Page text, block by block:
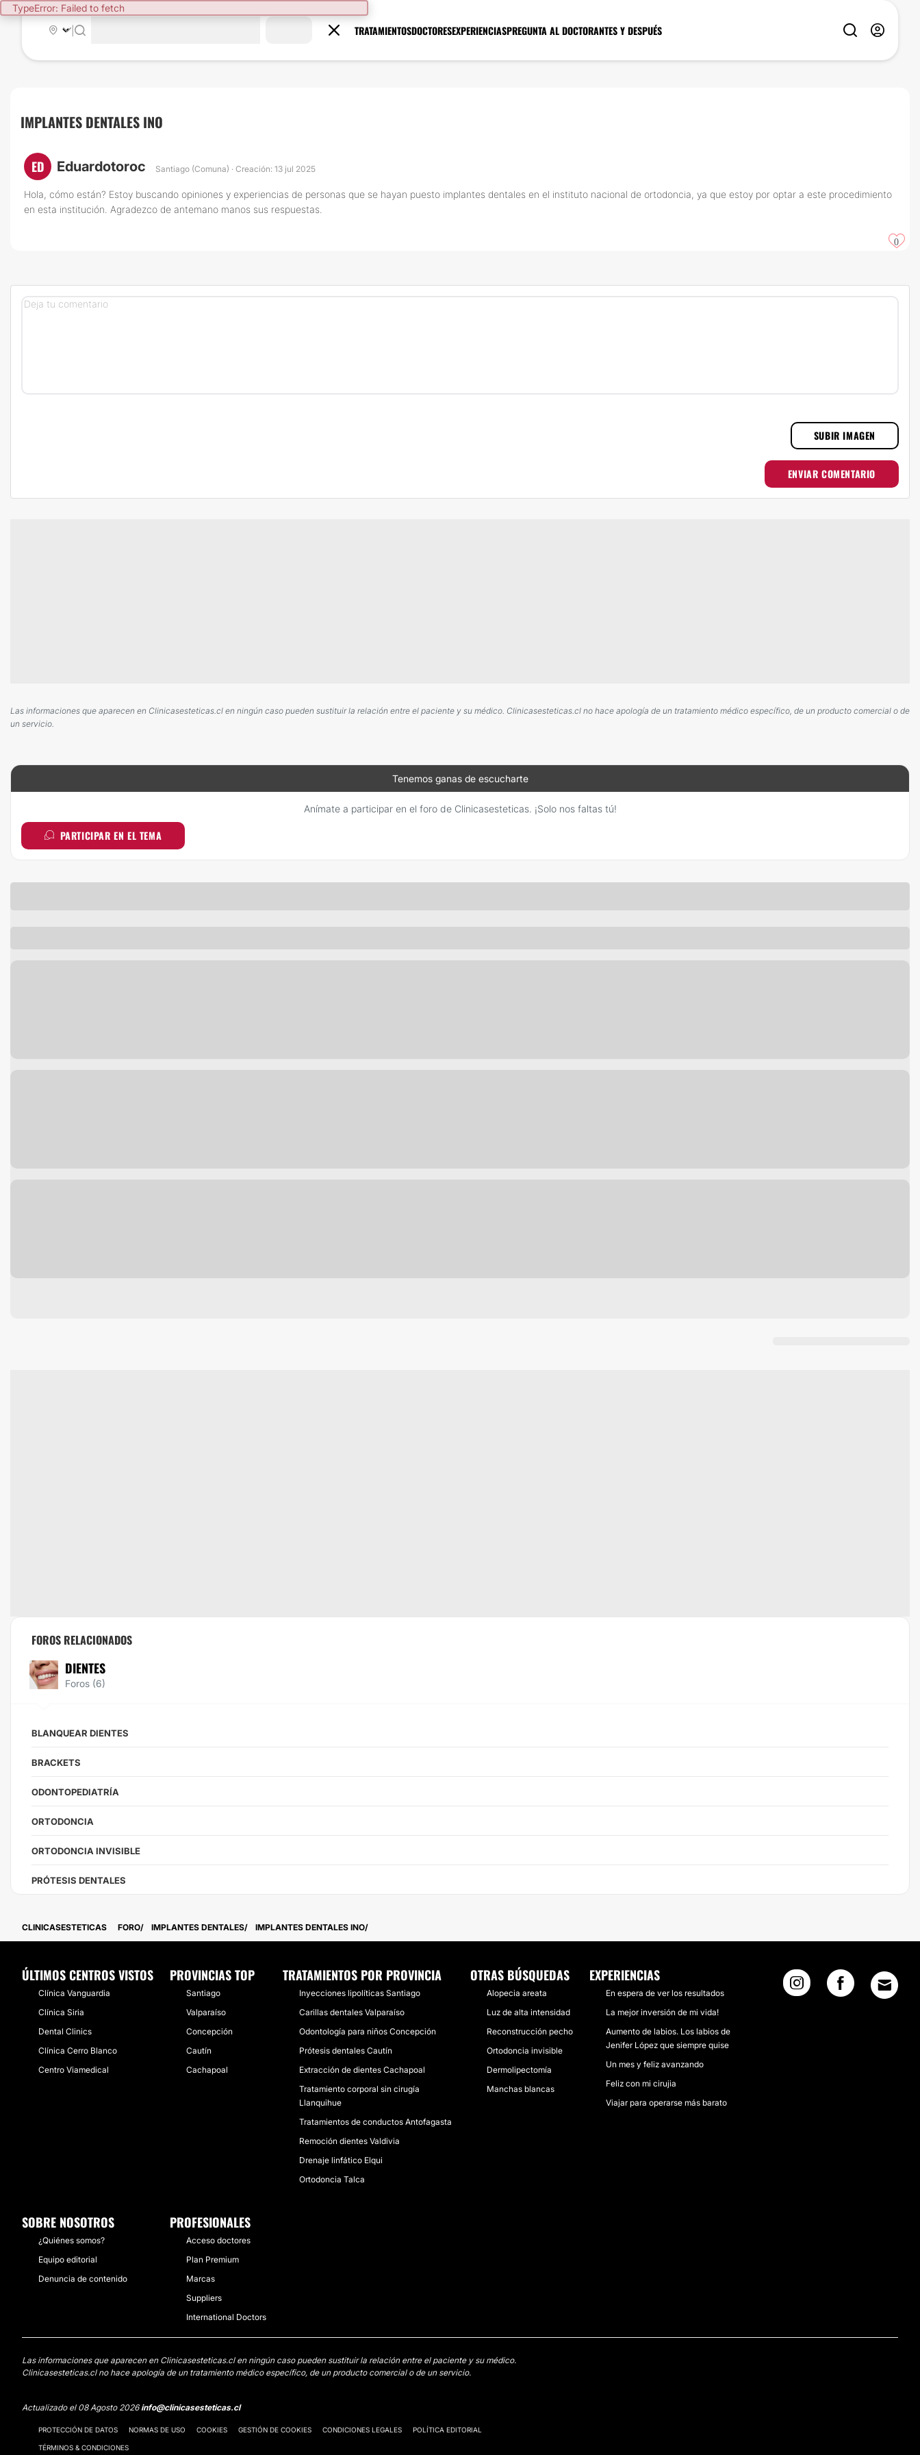
TypeError: Failed to fetch
TRATAMIENTOSDOCTORESEXPERIENCIASPREGUNTA AL DOCTORANTES Y DESPUÉS
|
IMPLANTES DENTALES INO
ED Eduardotoroc Santiago (Comuna) · Creación: 13 jul 2025
Hola, cómo están? Estoy buscando opiniones y experiencias de personas que se hayan puesto implantes dentales en el instituto nacional de ortodoncia, ya que estoy por optar a este procedimiento
en esta institución. Agradezco de antemano manos sus respuestas.
0
SUBIR IMAGEN
ENVIAR COMENTARIO
Las informaciones que aparecen en Clinicasesteticas.cl en ningún caso pueden sustituir la relación entre el paciente y su médico. Clinicasesteticas.cl no hace apología de un tratamiento médico específico, de un producto comercial o de
un servicio.
Tenemos ganas de escucharte
Anímate a participar en el foro de Clinicasesteticas. ¡Solo nos faltas tú!
PARTICIPAR EN EL TEMA
FOROS RELACIONADOS
DIENTES
Foros (6)
BLANQUEAR DIENTES
BRACKETS
ODONTOPEDIATRÍA
ORTODONCIA
ORTODONCIA INVISIBLE
PRÓTESIS DENTALES
CLINICASESTETICAS FORO IMPLANTES DENTALES IMPLANTES DENTALES INO
ÚLTIMOS CENTROS VISTOS
Clínica Vanguardia
Clínica Siria
Dental Clinics
Clínica Cerro Blanco
Centro Viamedical
PROVINCIAS TOP
Santiago
Valparaíso
Concepción
Cautín
Cachapoal
TRATAMIENTOS POR PROVINCIA
Inyecciones lipolíticas Santiago
Carillas dentales Valparaíso
Odontología para niños Concepción
Prótesis dentales Cautín
Extracción de dientes Cachapoal
Tratamiento corporal sin cirugía
Llanquihue
Tratamientos de conductos Antofagasta
Remoción dientes Valdivia
Drenaje linfático Elqui
Ortodoncia Talca
OTRAS BÚSQUEDAS
Alopecia areata
Luz de alta intensidad
Reconstrucción pecho
Ortodoncia invisible
Dermolipectomía
Manchas blancas
EXPERIENCIAS
En espera de ver los resultados
La mejor inversión de mi vida!
Aumento de labios. Los labios de
Jenifer López que siempre quise
Un mes y feliz avanzando
Feliz con mi cirujia
Viajar para operarse más barato
SOBRE NOSOTROS
¿Quiénes somos?
Equipo editorial
Denuncia de contenido
PROFESIONALES
Acceso doctores
Plan Premium
Marcas
Suppliers
International Doctors
Las informaciones que aparecen en Clinicasesteticas.cl en ningún caso pueden sustituir la relación entre el paciente y su médico.
Clinicasesteticas.cl no hace apología de un tratamiento médico específico, de un producto comercial o de un servicio.
Actualizado el 08 Agosto 2026info@clinicasesteticas.cl
PROTECCIÓN DE DATOS NORMAS DE USO COOKIES GESTIÓN DE COOKIES CONDICIONES LEGALES POLÍTICA EDITORIAL
TÉRMINOS & CONDICIONES